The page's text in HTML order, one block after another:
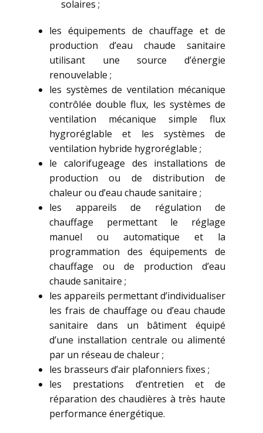
solaires ;
les équipements de chauffage et de
production d’eau chaude sanitaire
utilisant une source d’énergie
renouvelable ;
les systèmes de ventilation mécanique
contrôlée double flux, les systèmes de
ventilation mécanique simple flux
hygroréglable et les systèmes de
ventilation hybride hygroréglable ;
le calorifugeage des installations de
production ou de distribution de
chaleur ou d’eau chaude sanitaire ;
les appareils de régulation de
chauffage permettant le réglage
manuel ou automatique et la
programmation des équipements de
chauffage ou de production d’eau
chaude sanitaire ;
les appareils permettant d’individualiser
les frais de chauffage ou d’eau chaude
sanitaire dans un bâtiment équipé
d’une installation centrale ou alimenté
par un réseau de chaleur ;
les brasseurs d’air plafonniers fixes ;
les prestations d’entretien et de
réparation des chaudières à très haute
performance énergétique.